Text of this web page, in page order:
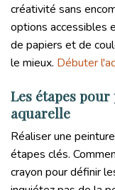
créativité sans
options accessibles
de papiers et de
le mieux. Débuter
Les étapes
aquarelle
Réaliser une
étapes clés.
crayon pour définir